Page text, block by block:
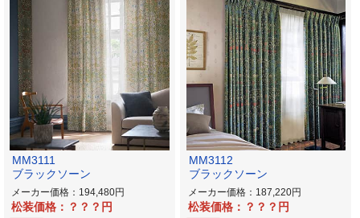
MM3111
ブラックソーン
メーカー価格：194,480
松装価格：？？？
MM3112
ブラックソーン
メーカー価格：187,220
松装価格：？？？